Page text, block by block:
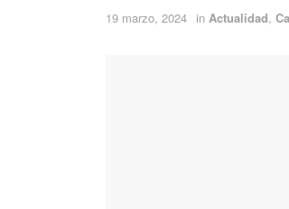
19 marzo, 2024 in Actualidad,